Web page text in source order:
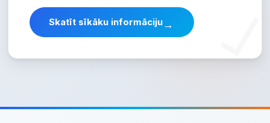
Skatīt sīkāku informāciju→